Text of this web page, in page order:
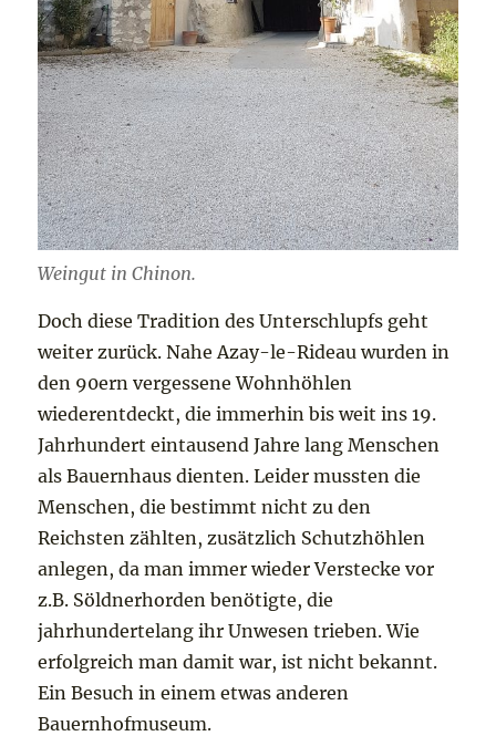
Weingut in Chinon.
Doch diese Tradition des Unterschlupfs geht
weiter zurück. Nahe Azay-le-Rideau wurden in
den 90ern vergessene Wohnhöhlen
wiederentdeckt, die immerhin bis weit ins 19.
Jahrhundert eintausend Jahre lang Menschen
als Bauernhaus dienten. Leider mussten die
Menschen, die bestimmt nicht zu den
Reichsten zählten, zusätzlich Schutzhöhlen
anlegen, da man immer wieder Verstecke vor
z.B. Söldnerhorden benötigte, die
jahrhundertelang ihr Unwesen trieben. Wie
erfolgreich man damit war, ist nicht bekannt.
Ein Besuch in einem etwas anderen
Bauernhofmuseum.